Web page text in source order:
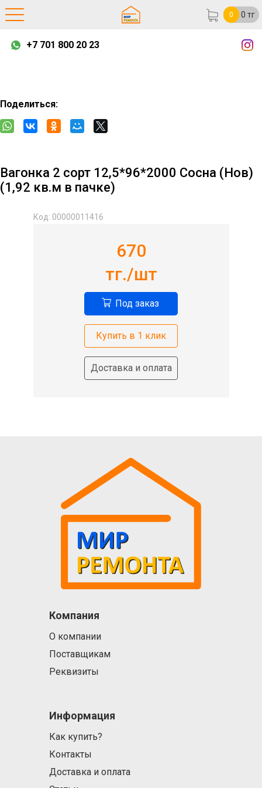
0 0 тг
+7 701 800 20 23
Поделиться:
Вагонка 2 сорт 12,5*96*2000 Сосна (Нов)
(1,92 кв.м в пачке)
Код: 00000011416
670
тг./шт
Под заказ
Купить в 1 клик
Доставка и оплата
Компания
О компании
Поставщикам
Реквизиты
Информация
Как купить?
Контакты
Доставка и оплата